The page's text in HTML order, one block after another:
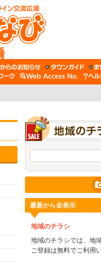
最新から全表示
地域のチラシ
地域のチラシでは、地
ご登録は無料でご利用